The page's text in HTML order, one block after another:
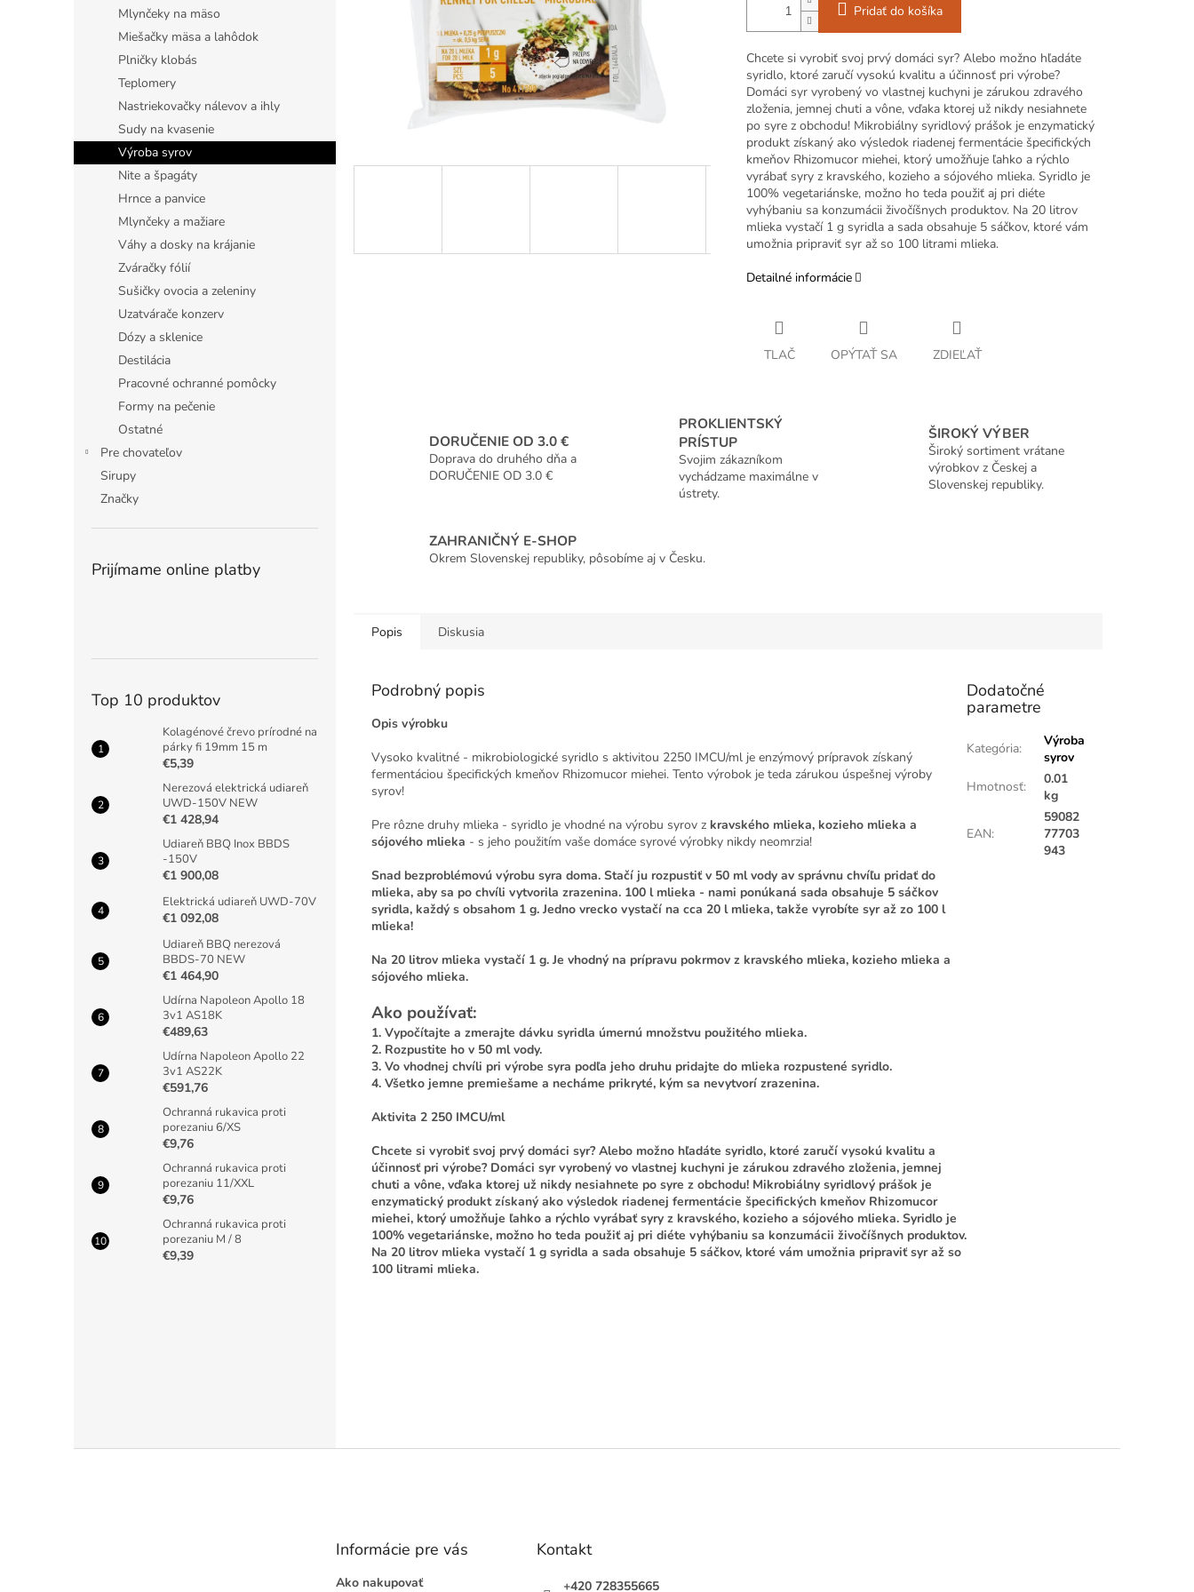
Mlynčeky na mäso
Miešačky mäsa a lahôdok
Plničky klobás
Teplomery
Nastriekovačky nálevov a ihly
Sudy na kvasenie
Výroba syrov
Nite a špagáty
Hrnce a panvice
Mlynčeky a mažiare
Váhy a dosky na krájanie
Zváračky fólií
Sušičky ovocia a zeleniny
Uzatvárače konzerv
Dózy a sklenice
Destilácia
Pracovné ochranné pomôcky
Formy na pečenie
Ostatné
Pre chovateľov
Sirupy
Značky
Prijímame online platby
Top 10 produktov
Kolagénové črevo prírodné na
párky fi 19mm 15 m
€5,39
Nerezová elektrická udiareň
UWD-150V NEW
€1 428,94
Udiareň BBQ Inox BBDS
-150V
€1 900,08
Elektrická udiareň UWD-70V
€1 092,08
Udiareň BBQ nerezová
BBDS-70 NEW
€1 464,90
Udírna Napoleon Apollo 18
3v1 AS18K
€489,63
Udírna Napoleon Apollo 22
3v1 AS22K
€591,76
Ochranná rukavica proti
porezaniu 6/XS
€9,76
Ochranná rukavica proti
porezaniu 11/XXL
€9,76
Ochranná rukavica proti
porezaniu M / 8
€9,39
Pridať do košíka
Chcete si vyrobiť svoj prvý domáci syr? Alebo možno hľadáte
syridlo, ktoré zaručí vysokú kvalitu a účinnosť pri výrobe?
Domáci syr vyrobený vo vlastnej kuchyni je zárukou zdravého
zloženia, jemnej chuti a vône, vďaka ktorej už nikdy nesiahnete
po syre z obchodu! Mikrobiálny syridlový prášok je enzymatický
produkt získaný ako výsledok riadenej fermentácie špecifických
kmeňov Rhizomucor miehei, ktorý umožňuje ľahko a rýchlo
vyrábať syry z kravského, kozieho a sójového mlieka. Syridlo je
100% vegetariánske, možno ho teda použiť aj pri diéte
vyhýbaniu sa konzumácii živočíšnych produktov. Na 20 litrov
mlieka vystačí 1 g syridla a sada obsahuje 5 sáčkov, ktoré vám
umožnia pripraviť syr až so 100 litrami mlieka.
Detailné informácie
TLAČ OPÝTAŤ SA ZDIEĽAŤ
DORUČENIE OD 3.0 €
Doprava do druhého dňa a
DORUČENIE OD 3.0 €
PROKLIENTSKÝ
PRÍSTUP
Svojim zákazníkom
vychádzame maximálne v
ústrety.
ŠIROKÝ VÝBER
Široký sortiment vrátane
výrobkov z Českej a
Slovenskej republiky.
ZAHRANIČNÝ E-SHOP
Okrem Slovenskej republiky, pôsobíme aj v Česku.
Popis Diskusia
Podrobný popis
Opis výrobku
Vysoko kvalitné - mikrobiologické syridlo s aktivitou 2250 IMCU/ml je enzýmový prípravok získaný
fermentáciou špecifických kmeňov Rhizomucor miehei. Tento výrobok je teda zárukou úspešnej výroby
syrov!
Pre rôzne druhy mlieka - syridlo je vhodné na výrobu syrov z kravského mlieka, kozieho mlieka a
sójového mlieka - s jeho použitím vaše domáce syrové výrobky nikdy neomrzia!
Snad bezproblémovú výrobu syra doma. Stačí ju rozpustiť v 50 ml vody av správnu chvíľu pridať do
mlieka, aby sa po chvíli vytvorila zrazenina. 100 l mlieka - nami ponúkaná sada obsahuje 5 sáčkov
syridla, každý s obsahom 1 g. Jedno vrecko vystačí na cca 20 l mlieka, takže vyrobíte syr až zo 100 l
mlieka!
Na 20 litrov mlieka vystačí 1 g. Je vhodný na prípravu pokrmov z kravského mlieka, kozieho mlieka a
sójového mlieka.
Ako používať:
1. Vypočítajte a zmerajte dávku syridla úmernú množstvu použitého mlieka.
2. Rozpustite ho v 50 ml vody.
3. Vo vhodnej chvíli pri výrobe syra podľa jeho druhu pridajte do mlieka rozpustené syridlo.
4. Všetko jemne premiešame a necháme prikryté, kým sa nevytvorí zrazenina.
Aktivita 2 250 IMCU/ml
Chcete si vyrobiť svoj prvý domáci syr? Alebo možno hľadáte syridlo, ktoré zaručí vysokú kvalitu a
účinnosť pri výrobe? Domáci syr vyrobený vo vlastnej kuchyni je zárukou zdravého zloženia, jemnej
chuti a vône, vďaka ktorej už nikdy nesiahnete po syre z obchodu! Mikrobiálny syridlový prášok je
enzymatický produkt získaný ako výsledok riadenej fermentácie špecifických kmeňov Rhizomucor
miehei, ktorý umožňuje ľahko a rýchlo vyrábať syry z kravského, kozieho a sójového mlieka. Syridlo je
100% vegetariánske, možno ho teda použiť aj pri diéte vyhýbaniu sa konzumácii živočíšnych produktov.
Na 20 litrov mlieka vystačí 1 g syridla a sada obsahuje 5 sáčkov, ktoré vám umožnia pripraviť syr až so
100 litrami mlieka.
Dodatočné
parametre
Kategória:
Výroba
syrov
Hmotnosť:
0.01
kg
EAN:
59082
77703
943
Informácie pre vás
Ako nakupovať
Kontakt
+420 728355665